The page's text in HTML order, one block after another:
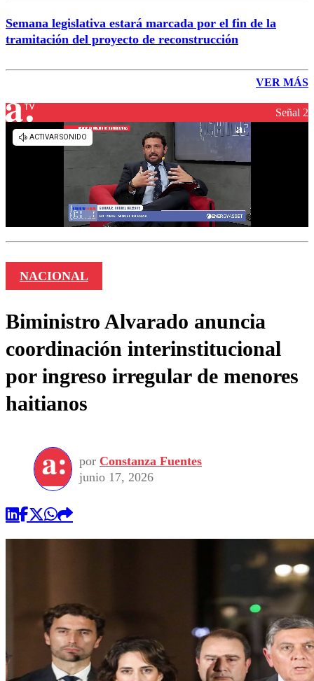
Semana legislativa estará marcada por el fin de la
tramitación del proyecto de reconstrucción
VER MÁS
Señal 2
NACIONAL
Biministro Alvarado anuncia
coordinación interinstitucional
por ingreso irregular de menores
haitianos
por Constanza Fuentes
junio 17, 2026